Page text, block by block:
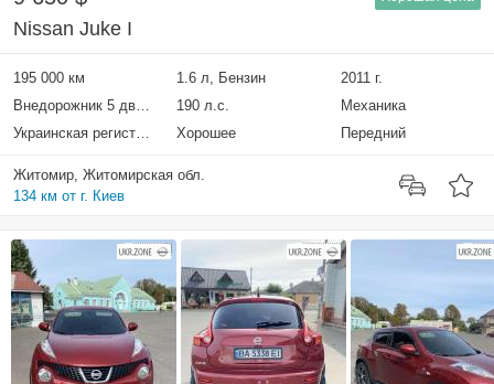
Nissan Juke I
195 000 км 1.6 л, Бензин
2011 г.
Внедорожник 5 дверей
190 л.с.
Механика
Украинская регистрация
Хорошее Передний
Житомир, Житомирская обл.
134 км от г. Киев